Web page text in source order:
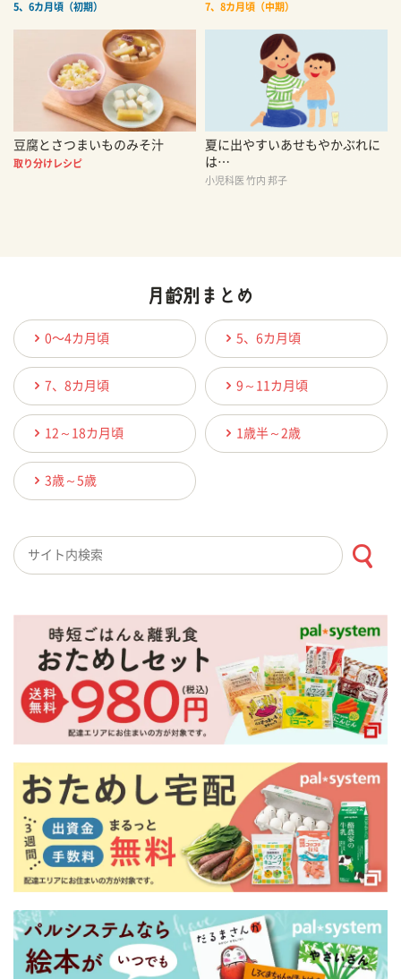
5、6カ月頃（初期） 7、8カ月頃（中期）
豆腐とさつまいものみそ汁
取り分けレシピ
夏に出やすいあせもやかぶれに
は…
小児科医 竹内 邦子
0〜4カ月頃 5、6カ月頃
7、8カ月頃 9～11カ月頃
12～18カ月頃 1歳半～2歳
3歳～5歳
検索キーワード入力